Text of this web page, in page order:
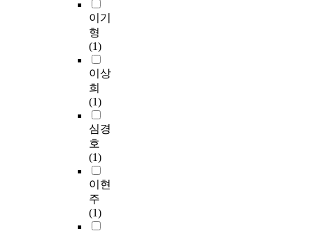
이기
형
(1)
이상
희
(1)
심경
호
(1)
이현
주
(1)